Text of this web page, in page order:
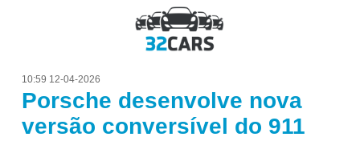
10:59 12-04-2026
Porsche desenvolve nova
versão conversível do 911